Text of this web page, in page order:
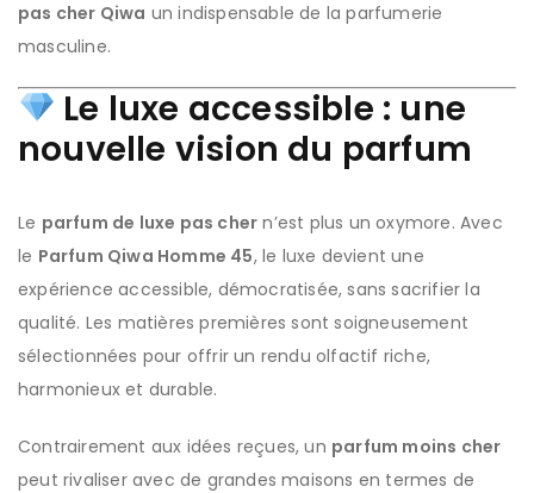
pas cher Qiwa un indispensable de la parfumerie
masculine.
Le luxe accessible : une
nouvelle vision du parfum
Le parfum de luxe pas cher n’est plus un oxymore. Avec
le Parfum Qiwa Homme 45, le luxe devient une
expérience accessible, démocratisée, sans sacrifier la
qualité. Les matières premières sont soigneusement
sélectionnées pour offrir un rendu olfactif riche,
harmonieux et durable.
Contrairement aux idées reçues, un parfum moins cher
peut rivaliser avec de grandes maisons en termes de